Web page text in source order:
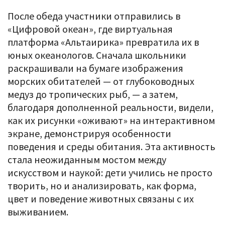
После обеда участники отправились в
«Цифровой океан», где виртуальная
платформа «Альтаирика» превратила их в
юных океанологов. Сначала школьники
раскрашивали на бумаге изображения
морских обитателей — от глубоководных
медуз до тропических рыб, — а затем,
благодаря дополненной реальности, видели,
как их рисунки «оживают» на интерактивном
экране, демонстрируя особенности
поведения и среды обитания. Эта активность
стала неожиданным мостом между
искусством и наукой: дети учились не просто
творить, но и анализировать, как форма,
цвет и поведение животных связаны с их
выживанием.